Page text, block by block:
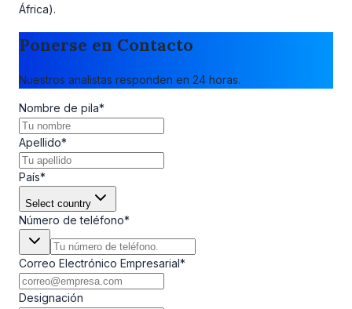
África).
Ponerse en Contacto
Nuestros analistas responden en 24 horas.
Nombre de pila*
Apellido*
País*
Select country
Número de teléfono*
Correo Electrónico Empresarial*
Designación